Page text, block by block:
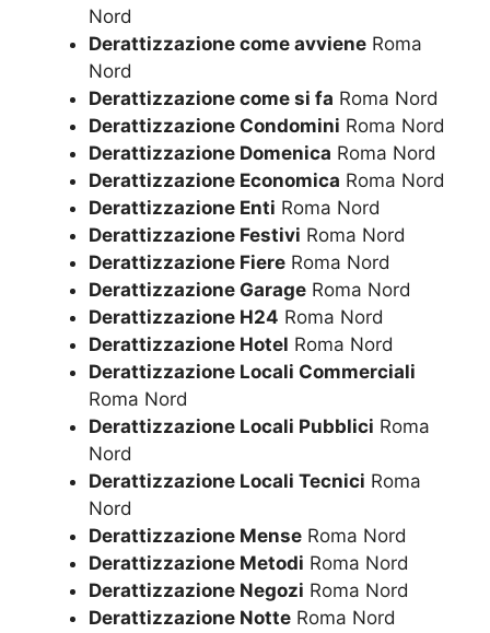
Nord
Derattizzazione come avviene Roma
Nord
Derattizzazione come si fa Roma Nord
Derattizzazione Condomini Roma Nord
Derattizzazione Domenica Roma Nord
Derattizzazione Economica Roma Nord
Derattizzazione Enti Roma Nord
Derattizzazione Festivi Roma Nord
Derattizzazione Fiere Roma Nord
Derattizzazione Garage Roma Nord
Derattizzazione H24 Roma Nord
Derattizzazione Hotel Roma Nord
Derattizzazione Locali Commerciali
Roma Nord
Derattizzazione Locali Pubblici Roma
Nord
Derattizzazione Locali Tecnici Roma
Nord
Derattizzazione Mense Roma Nord
Derattizzazione Metodi Roma Nord
Derattizzazione Negozi Roma Nord
Derattizzazione Notte Roma Nord